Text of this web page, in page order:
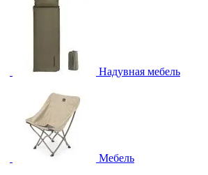
Надувная мебель
Мебель